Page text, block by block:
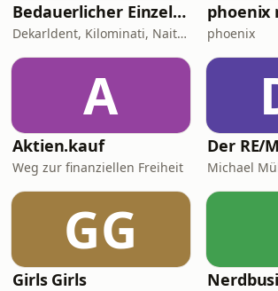
Bedauerlicher Einzelfall
Dekarldent, Kilominati, Naitan, JustKarsten, Abdul Chahin phoenix
A
Aktien.kauf
Weg zur finanziellen Freiheit
GG
Girls Girls